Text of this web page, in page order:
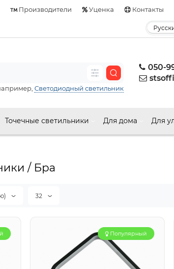
Производители Уценка Контакты
050-
Светодиодный светильник
Точечные светильники Для дома Для
/ Бра
32
Популярный